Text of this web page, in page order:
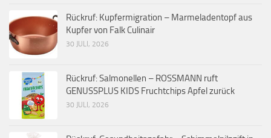
Rückruf: Kupfermigration – Marmeladentopf aus
Kupfer von Falk Culinair
30 JULI, 2026
Rückruf: Salmonellen – ROSSMANN ruft
GENUSSPLUS KIDS Fruchtchips Apfel zurück
30 JULI, 2026